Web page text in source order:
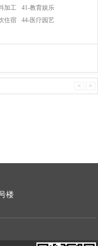
加工
41-教育娱乐
住宿
44-医疗园艺
< >
楼